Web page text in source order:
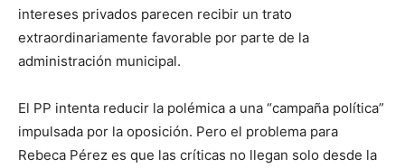
intereses privados parecen recibir un trato
extraordinariamente favorable por parte de la
administración municipal.
El PP intenta reducir la polémica a una “campaña política”
impulsada por la oposición. Pero el problema para
Rebeca Pérez es que las críticas no llegan solo desde la